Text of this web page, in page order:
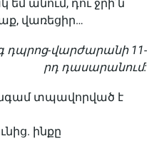
անում, դու ջրի՛ն
վառեցիր…
վարժարանի 11-
րդ դասարանում:
տպավորված է
ինքը